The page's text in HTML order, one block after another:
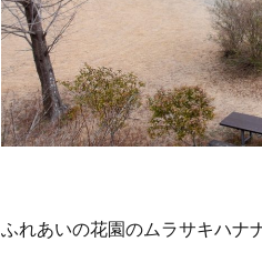
ふれあいの花園のムラサキハナ